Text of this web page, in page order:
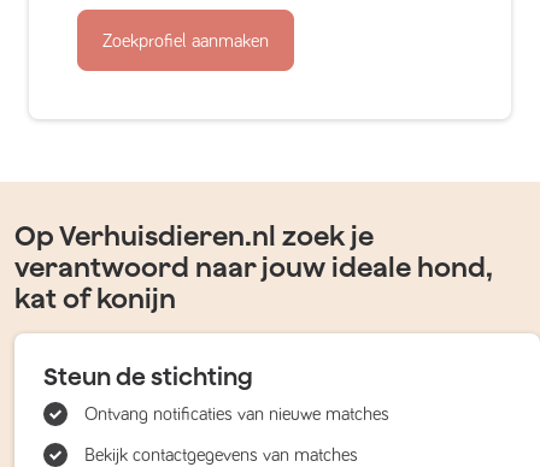
Zoekprofiel aanmaken
Op Verhuisdieren.nl zoek je
verantwoord naar jouw ideale hond,
kat of konijn
Steun de stichting
Ontvang notificaties van nieuwe matches
Bekijk contactgegevens van matches